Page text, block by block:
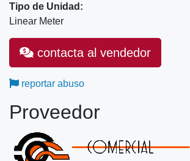
Tipo de Unidad:
Linear Meter
contacta al vendedor
reportar abuso
Proveedor